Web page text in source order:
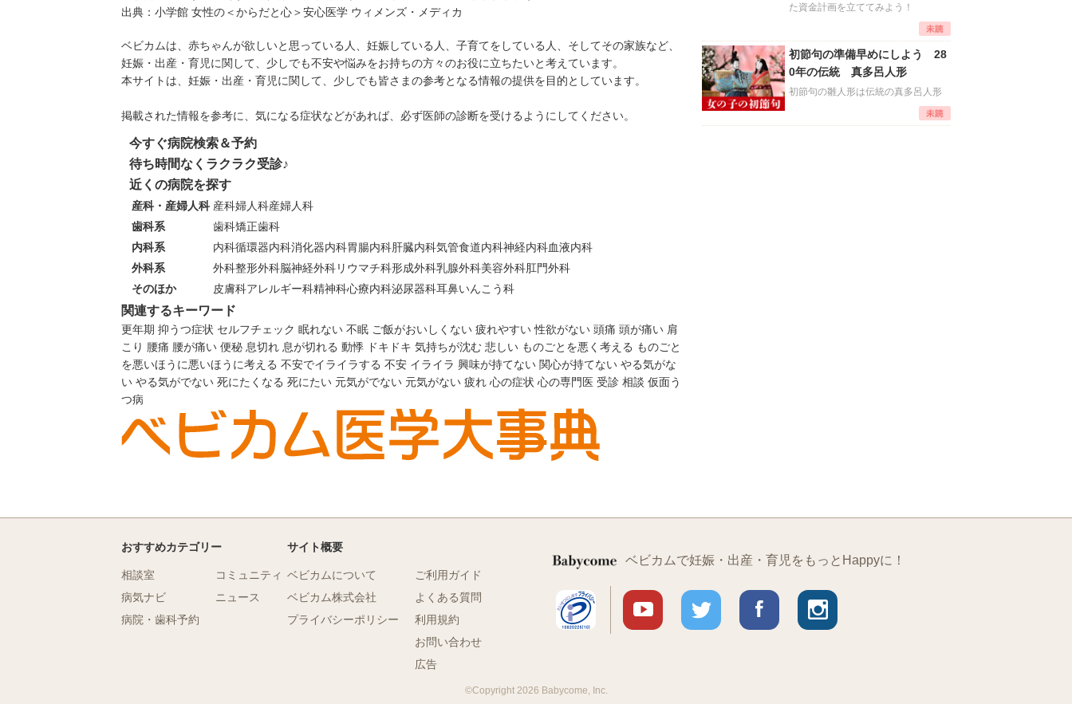
出典： 小学館 女性の＜からだと心＞安心医学 ウィメンズ・メディカ
ベビカムは、赤ちゃんが欲しいと思っている人、妊娠している人、子育てをしている人、そしてその家族など、
妊娠・出産・育児に関して、少しでも不安や悩みをお持ちの方々のお役に立ちたいと考えています。
本サイトは、妊娠・出産・育児に関して、少しでも皆さまの参考となる情報の提供を目的としています。
掲載された情報を参考に、気になる症状などがあれば、必ず医師の診断を受けるようにしてください。
今すぐ病院検索＆予約
待ち時間なくラクラク受診♪
近くの病院を探す
産科・産婦人科 産科婦人科産婦人科
歯科系
歯科矯正歯科
内科系
内科循環器内科消化器内科胃腸内科肝臓内科気管食道内科神経内科血液内科
外科系
外科整形外科脳神経外科リウマチ科形成外科乳腺外科美容外科肛門外科
そのほか
皮膚科アレルギー科精神科心療内科泌尿器科耳鼻いんこう科
関連するキーワード
更年期 抑うつ症状 セルフチェック 眠れない 不眠 ご飯がおいしくない 疲れやすい 性欲がない 頭痛 頭が痛い 肩
こり 腰痛 腰が痛い 便秘 息切れ 息が切れる 動悸 ドキドキ 気持ちが沈む 悲しい ものごとを悪く考える ものごと
を悪いほうに悪いほうに考える 不安でイライラする 不安 イライラ 興味が持てない 関心が持てない やる気がな
い やる気がでない 死にたくなる 死にたい 元気がでない 元気がない 疲れ 心の症状 心の専門医 受診 相談 仮面う
つ病
た資金計画を立ててみよう！
初節句の準備早めにしよう 28
0年の伝統 真多呂人形
初節句の雛人形は伝統の真多呂人形
ベビカムで妊娠・出産・育児をもっとHappyに！
おすすめカテゴリー
相談室
病気ナビ
病院・歯科予約
コミュニティ
ニュース
サイト概要
ベビカムについて
ベビカム株式会社
プライバシーポリシー
ご利用ガイド
よくある質問
利用規約
お問い合わせ
広告
©Copyright 2026 Babycome, Inc.